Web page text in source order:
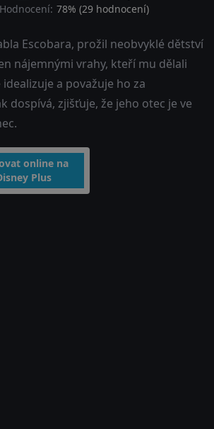
78% (29 hodnocení)
Escobara, prožil neobvyklé dětství
nájemnými vrahy, kteří mu dělali
idealizuje a považuje ho za
dospívá, zjišťuje, že jeho otec je ve
online na
Plus